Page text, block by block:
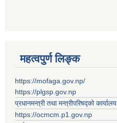
महत्वपुर्ण लिङ्क
https://mofaga.gov.np/
https://plgsp.gov.np
प्रधानमन्त्री तथा मन्त्रीपरिषद्को कार्यालय
https://ocmcm.p1.gov.np